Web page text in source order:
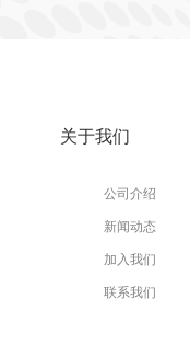
关于我们
公司介绍
新闻动态
加入我们
联系我们